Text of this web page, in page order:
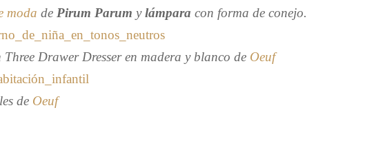
modade Pirum Parum ylámpara con forma de conejo.
Three Drawer Dresser en madera y blancode Oeuf
de Oeuf